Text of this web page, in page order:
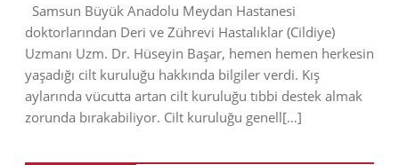
Samsun Büyük Anadolu Meydan Hastanesi
doktorlarından Deri ve Zührevi Hastalıklar (Cildiye)
Uzmanı Uzm. Dr. Hüseyin Başar, hemen hemen herkesin
yaşadığı cilt kuruluğu hakkında bilgiler verdi. Kış
aylarında vücutta artan cilt kuruluğu tıbbi destek almak
zorunda bırakabiliyor. Cilt kuruluğu genell[…]